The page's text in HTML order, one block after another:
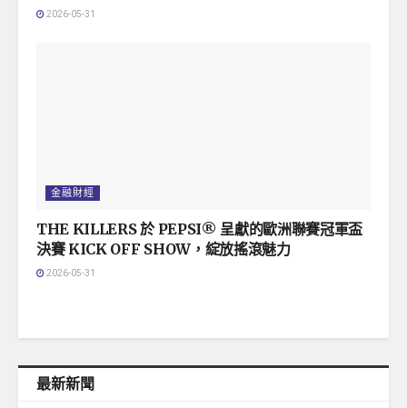
2026-05-31
金融財經
THE KILLERS 於 PEPSI® 呈獻的歐洲聯賽冠軍盃
決賽 KICK OFF SHOW，綻放搖滾魅力
2026-05-31
最新新聞